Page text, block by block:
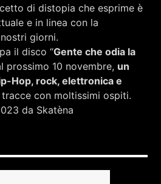
di distopia che esprime è
e in linea con la
giorni.
il disco “Gente che odia la
prossimo 10 novembre, un
Hop, rock, elettronica e
con moltissimi ospiti.
da Skatèna